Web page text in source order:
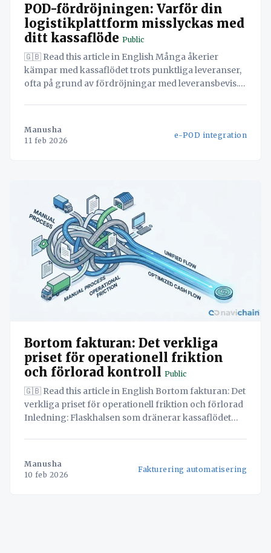
POD-fördröjningen: Varför din
logistikplattform misslyckas med
ditt kassaflöde Public
🇬🇧 Read this article in English Många åkerier
kämpar med kassaflödet trots punktliga leveranser,
ofta på grund av fördröjningar med leveransbevis.
ramverk för att öka din finansiella hastighet. POD-
Manusha
11 feb 2026
e-POD integration
Bortom fakturan: Det verkliga
priset för operationell friktion
och förlorad kontroll Public
🇬🇧 Read this article in English Bortom fakturan: Det
verkliga priset för operationell friktion och förlorad
Inledning: Flaskhalsen som dränerar kassaflödet
en tidskrävande process, fylld av manuella
Manusha
10 feb 2026
Fakturering automatisering